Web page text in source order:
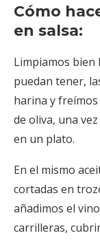
Cómo
en salsa:
Limpiamos bien
puedan tener,
harina y freímos
de oliva, una
en un plato.
En el mismo
cortadas en
añadimos el
carrilleras,